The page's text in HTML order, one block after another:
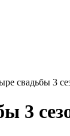
свадьбы 3
3